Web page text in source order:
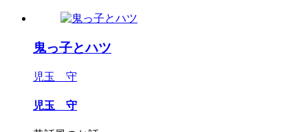
鬼っ子とハツ
児玉 守
児玉 守